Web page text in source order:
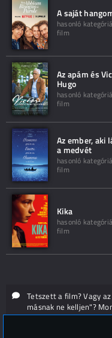
A saját
hasonló
film
Az apám és
Hugo
hasonló
film
Az ember, aki
a medvét
hasonló
film
Kika
hasonló
film
Tetszett a film? Vagy
másnak ne kelljen"?